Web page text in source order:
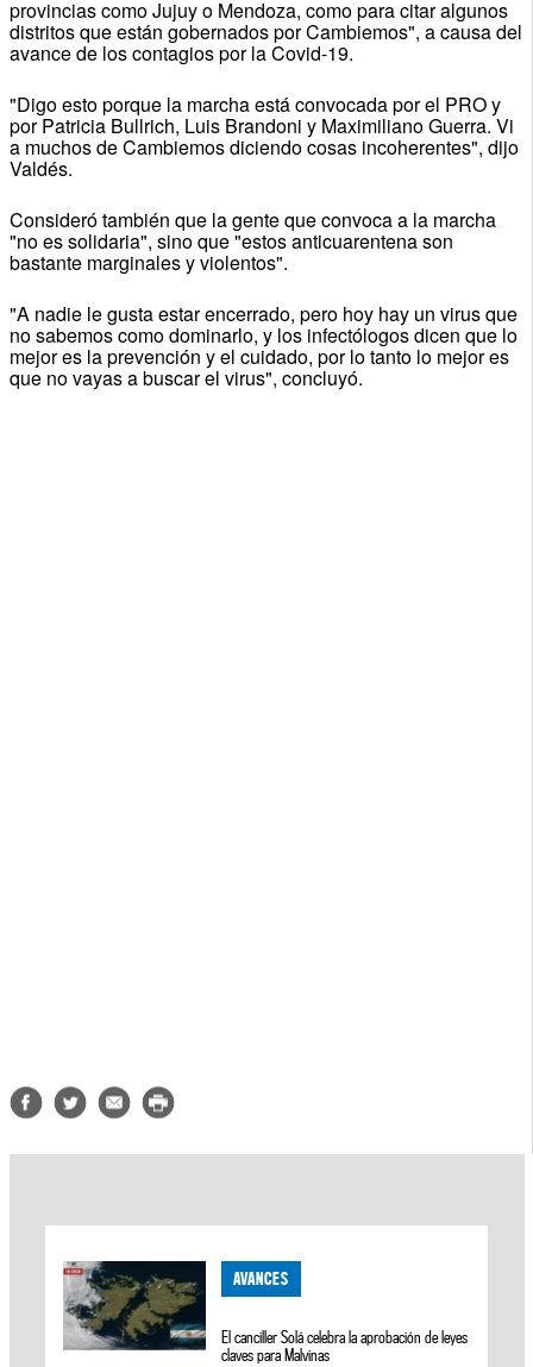
provincias como Jujuy o Mendoza, como para citar algunos
distritos que están gobernados por Cambiemos", a causa del
avance de los contagios por la Covid-19.
"Digo esto porque la marcha está convocada por el PRO y
por Patricia Bullrich, Luis Brandoni y Maximiliano Guerra. Vi
a muchos de Cambiemos diciendo cosas incoherentes", dijo
Valdés.
Consideró también que la gente que convoca a la marcha
"no es solidaria", sino que "estos anticuarentena son
bastante marginales y violentos".
"A nadie le gusta estar encerrado, pero hoy hay un virus que
no sabemos como dominarlo, y los infectólogos dicen que lo
mejor es la prevención y el cuidado, por lo tanto lo mejor es
que no vayas a buscar el virus", concluyó.
AVANCES
El canciller Solá celebra la aprobación de leyes
claves para Malvinas